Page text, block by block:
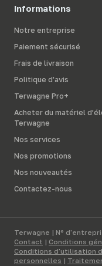
Informations
Notre entreprise
Paiement sécurisé
Frais de livraison
Politique d'avis
Terwagne Pro+
Acheter du matériel
Terwagne
Nos services
Nos promotions
Nos nouveautés
Contactez-nous
Terwagne | N°
Contact | Conditions
Conditions d'utilisation
personnelles |